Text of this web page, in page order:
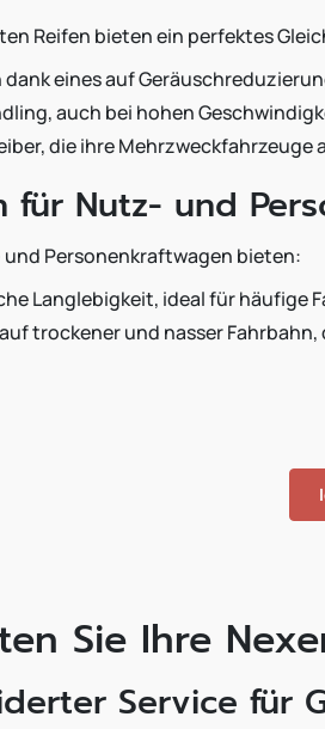
Reifen bieten ein perfektes
dank eines auf
auch bei hohen
die ihre Mehrzweckfahrzeuge
für Nutz- und
Personenkraftwagen bieten:
Langlebigkeit, ideal für häufige
trockener und nasser
Sie Ihre
Service für